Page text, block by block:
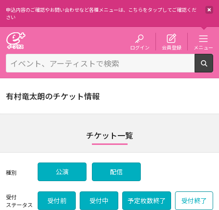
申込内容のご確認やお問い合わせなど各種メニューは、 こちらをタップしてご確認くだ
さい
ログイン 会員登録 メニュー
有村竜太朗のチケット情報
チケット一覧
種別 公演 配信
受付
ステータス
受付前 受付中 予定枚数終了 受付終了